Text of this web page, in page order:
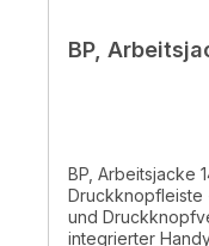
BP,
BP, Arbeitsjacke 1485
Druckknopfleiste
und
integrierter